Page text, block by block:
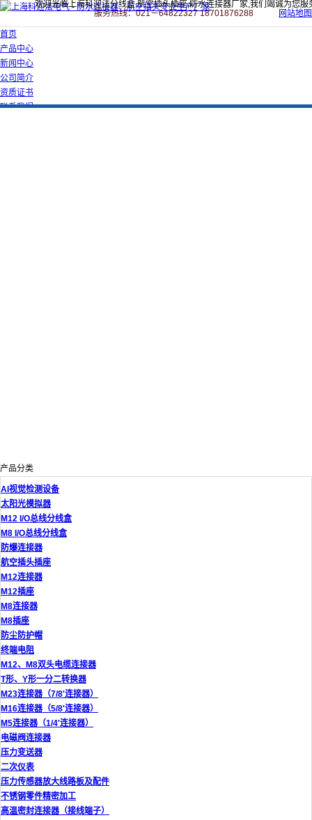
欢迎光临上海科迎法分线盒,航空插头插座,防水连接器厂家,我们竭诚为您服
服务热线：021－64822327 18701876288
网站地图
首页
产品中心
新闻中心
公司简介
资质证书
联系我们
产品分类
AI视觉检测设备
太阳光模拟器
M12 I/O总线分线盒
M8 I/O总线分线盒
防爆连接器
航空插头插座
M12连接器
M12插座
M8连接器
M8插座
防尘防护帽
终端电阻
M12、M8双头电缆连接器
T形、Y形一分二转换器
M23连接器（7/8'连接器）
M16连接器（5/8'连接器）
M5连接器（1/4'连接器）
电磁阀连接器
压力变送器
二次仪表
压力传感器放大线路板及配件
不锈钢零件精密加工
高温密封连接器（接线端子）